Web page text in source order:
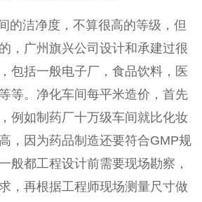
的洁净度 ，不算很高的等级，但
， 广州旗兴公司设计和承建过很
， 包括一般电子厂 ，食品饮料，医
等等。净化车间每平米造价，首先
例如制药厂十万级车间就比化妆
，因为药品制造还要符合GMP规
般都工程设计前需要现场勘察，
，再根据工程师现场测量尺寸做